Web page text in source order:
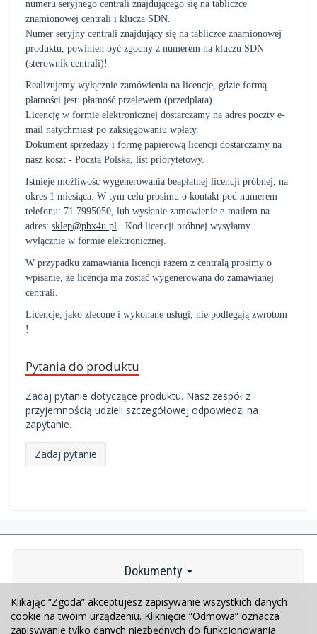
numeru seryjnego centrali znajdującego się na tabliczce
znamionowej centrali i klucza SDN.
Numer seryjny centrali znajdujący się na tabliczce znamionowej
produktu, powinien być zgodny z numerem na kluczu SDN
(sterownik centrali)!
Realizujemy wyłącznie zamówienia na licencje, gdzie formą
płatności jest: płatność przelewem (przedpłata).
Licencję w formie elektronicznej dostarczamy na adres poczty e-
mail natychmiast po zaksięgowaniu wpłaty.
Dokument sprzedaży i formę papierową licencji dostarczamy na
nasz koszt - Poczta Polska, list priorytetowy.
Istnieje możliwość wygenerowania beapłatnej licencji próbnej, na
okres 1 miesiąca. W tym celu prosimu o kontakt pod numerem
telefonu: 71 7995050, lub wysłanie zamowienie e-mailem na
adres: sklep@pbx4u.pl. Kod licencji próbnej wysyłamy
wyłącznie w formie elektronicznej.
W przypadku zamawiania licencji razem z centralą prosimy o
wpisanie, że licencja ma zostać wygenerowana do zamawianej
centrali.
Licencje, jako zlecone i wykonane usługi, nie podlegają zwrotom
!
Pytania do produktu
Zadaj pytanie dotyczące produktu. Nasz zespół z
przyjemnością udzieli szczegółowej odpowiedzi na
zapytanie.
Zadaj pytanie
Dokumenty
Kontakt
Klikając “Zgoda” akceptujesz zapisywanie wszystkich danych
cookie na twoim urządzeniu. Kliknięcie “Odmowa” oznacza
zapisywanie tylko danych niezbędnych do funkcjonowania